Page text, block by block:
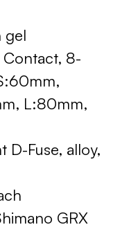
gel
Contact, 8-
L:80mm,
D-Fuse, alloy,
GRX